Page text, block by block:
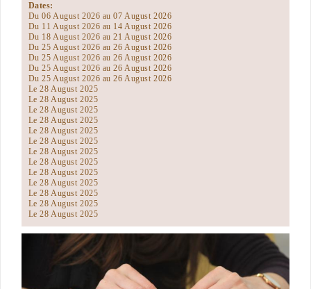
Dates:
Du 06 August 2026 au 07 August 2026
Du 11 August 2026 au 14 August 2026
Du 18 August 2026 au 21 August 2026
Du 25 August 2026 au 26 August 2026
Du 25 August 2026 au 26 August 2026
Du 25 August 2026 au 26 August 2026
Du 25 August 2026 au 26 August 2026
Le 28 August 2025
Le 28 August 2025
Le 28 August 2025
Le 28 August 2025
Le 28 August 2025
Le 28 August 2025
Le 28 August 2025
Le 28 August 2025
Le 28 August 2025
Le 28 August 2025
Le 28 August 2025
Le 28 August 2025
Le 28 August 2025